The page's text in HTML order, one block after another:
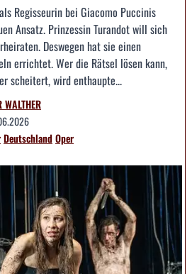
Regisseurin bei Giacomo Puccinis
Ansatz. Prinzessin Turandot will sich
Deswegen hat sie einen
errichtet. Wer die Rätsel lösen kann,
scheitert, wird enthaupte...
WALTHER
DeutschlandOper